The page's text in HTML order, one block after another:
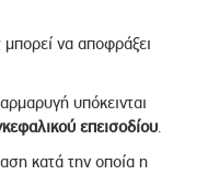
να αποφράξει
υπόκεινται
επεισοδίου.
κατά την οποία η